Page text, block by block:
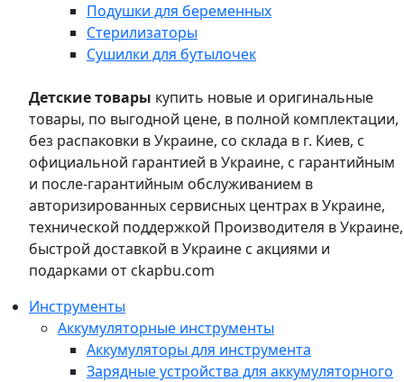
Подушки для беременных
Стерилизаторы
Сушилки для бутылочек
Детские товары купить новые и оригинальные
товары, по выгодной цене, в полной комплектации,
без распаковки в Украине, со склада в г. Киев, с
официальной гарантией в Украине, с гарантийным
и после-гарантийным обслуживанием в
авторизированных сервисных центрах в Украине,
технической поддержкой Производителя в Украине,
быстрой доставкой в Украине с акциями и
подарками от ckapbu.com
Инструменты
Аккумуляторные инструменты
Аккумуляторы для инструмента
Зарядные устройства для аккумуляторного